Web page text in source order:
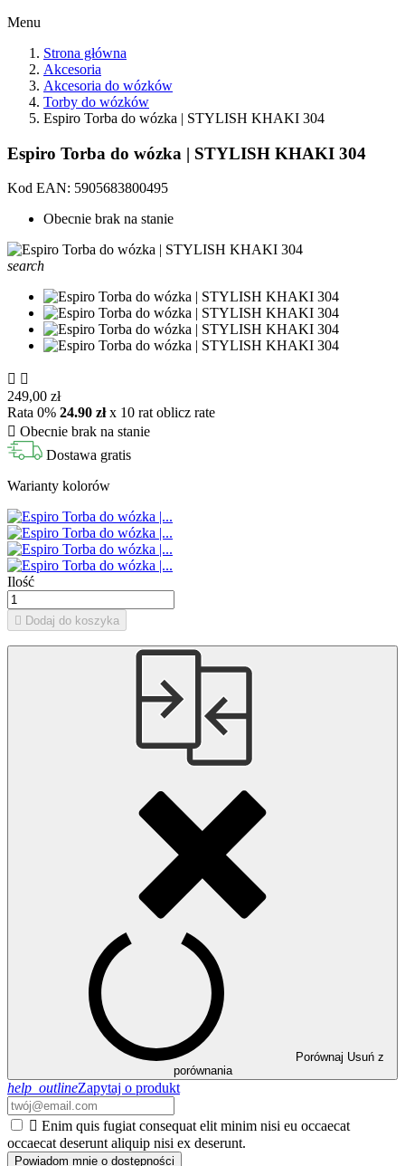
Menu
Strona główna
Akcesoria
Akcesoria do wózków
Torby do wózków
Espiro Torba do wózka | STYLISH KHAKI 304
Espiro Torba do wózka | STYLISH KHAKI 304
Kod EAN: 5905683800495
Obecnie brak na stanie
search
 
249,00 zł
Rata 0% 24.90 złx 10 rat oblicz rate
 Obecnie brak na stanie
Dostawa gratis
Warianty kolorów
Ilość
 Dodaj do koszyka
Porównaj Usuń z
porównania
help_outlineZapytaj o produkt
 Enim quis fugiat consequat elit minim nisi eu occaecat
occaecat deserunt aliquip nisi ex deserunt.
Powiadom mnie o dostępności